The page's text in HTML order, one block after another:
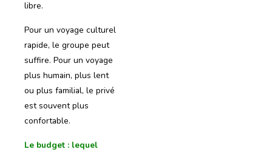
libre.
Pour un voyage culturel
rapide, le groupe peut
suffire. Pour un voyage
plus humain, plus lent
ou plus familial, le privé
est souvent plus
confortable.
Le budget : lequel